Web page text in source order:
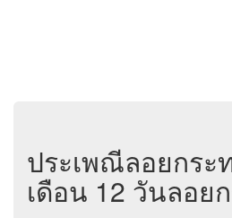
ประเพณีลอยกระ
เดือน 12 วันลอย